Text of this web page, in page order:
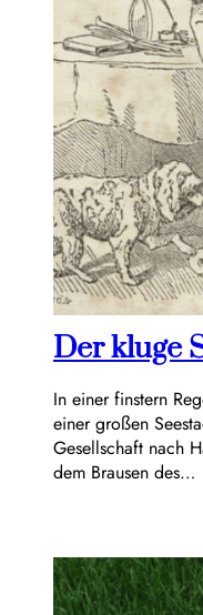
Der kluge
In einer finstern
einer großen
Gesellschaft nach
dem Brausen des…